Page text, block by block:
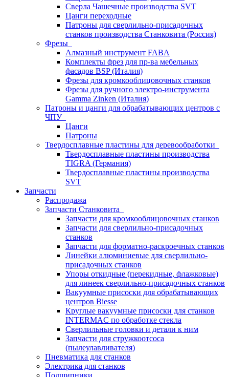
Сверла Чашечные производства SVT
Цанги переходные
Патроны для сверлильно-присадочных
станков производства Станковита (Россия)
Фрезы
Алмазный инструмент FABA
Комплекты фрез для пр-ва мебельных
фасадов BSP (Италия)
Фрезы для кромкооблицовочных станков
Фрезы для ручного электро-инструмента
Gamma Zinken (Италия)
Патроны и цанги для обрабатывающих центров с
ЧПУ
Цанги
Патроны
Твердосплавные пластины для деревообработки
Твердосплавные пластины производства
TIGRA (Германия)
Твердосплавные пластины производства
SVT
Запчасти
Распродажа
Запчасти Станковита
Запчасти для кромкооблицовочных станков
Запчасти для сверлильно-присадочных
станков
Запчасти для форматно-раскроечных станков
Линейки алюминиевые для сверлильно-
присадочных станков
Упоры откидные (перекидные, флажковые)
для линеек сверлильно-присадочных станков
Вакуумные присоски для обрабатывающих
центров Biesse
Круглые вакуумные присоски для станков
INTERMAC по обработке стекла
Сверлильные головки и детали к ним
Запчасти для стружкоотсоса
(пылеулавливателя)
Пневматика для станков
Электрика для станков
Подшипники